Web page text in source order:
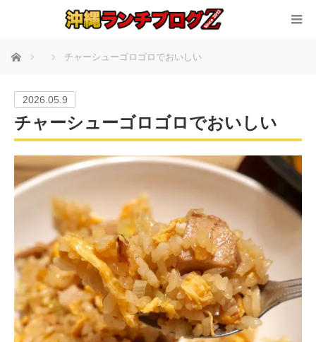
ホーム チャーシューゴロゴロでおいしい
2026.05.9
チャーシューゴロゴロでおいしい